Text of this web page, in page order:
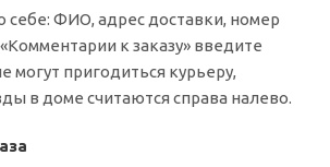
себе: ФИО, адрес доставки, номер
к заказу» введите
могут пригодиться курьеру,
в доме считаются справа налево.